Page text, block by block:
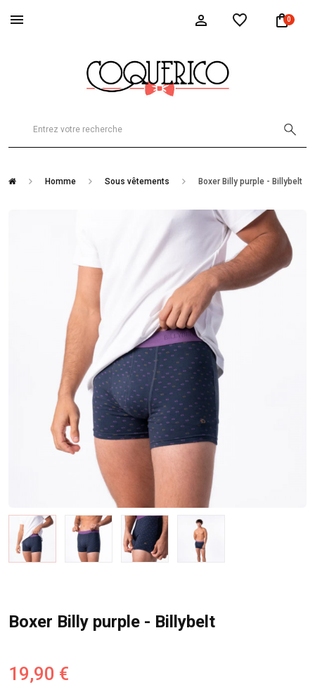
0
Homme Sous vêtements Boxer Billy purple - Billybelt
Boxer Billy purple - Billybelt
19,90 €